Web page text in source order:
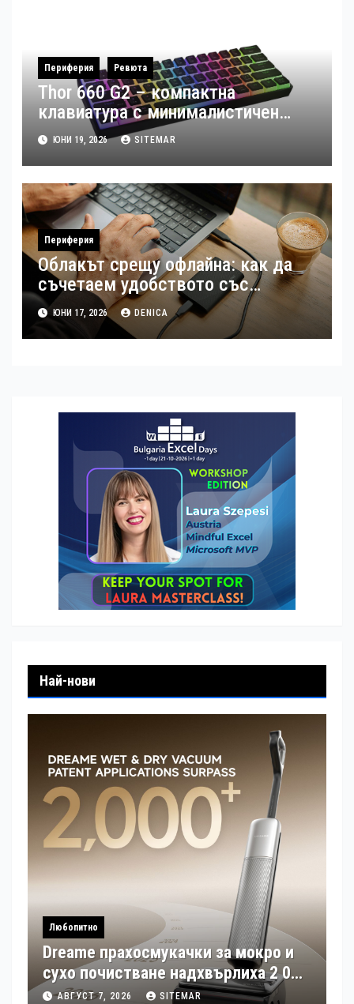
Периферия Ревюта
Thor 660 G2 – компактна
клавиатура с минималистичен
дизайн и 26 RGB режима (Ревю)
ЮНИ 19, 2026 SITEMAR
Периферия
Облакът срещу офлайна: как да
съчетаем удобството със
сигурността
ЮНИ 17, 2026 DENICA
Най-нови
Любопитно
Dreame прахосмукачки за мокро и
сухо почистване надхвърлиха 2 000
патентни заявки в световен мащаб
АВГУСТ 7, 2026 SITEMAR